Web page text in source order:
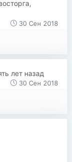
30 Сен 2018
лет назад
30 Сен 2018